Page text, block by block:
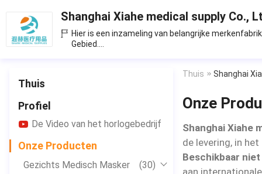
Shanghai Xiahe medical supply Co.,
Hier is een inzameling van belangrijke
Gebied.
Thuis
Profiel
De Video van het horlogebedrijf
Onze Producten
Gezichts Medisch Masker (30)
Thuis Shanghai
Onze
Shanghai Xiahe
de levering, in
Beschikbaar
aan